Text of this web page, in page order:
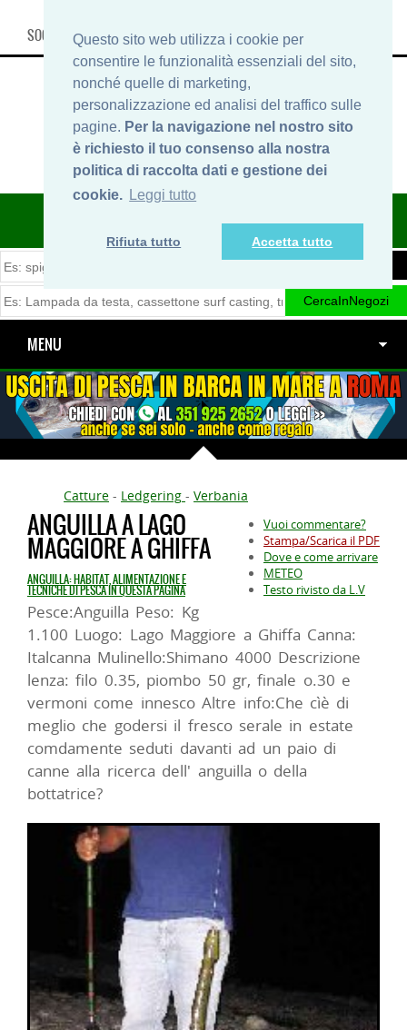
Questo sito web utilizza i cookie per
consentire le funzionalità essenziali del sito,
nonché quelle di marketing,
personalizzazione ed analisi del traffico sulle
pagine. Per la navigazione nel nostro sito
è richiesto il tuo consenso alla nostra
politica di raccolta dati e gestione dei
cookie. Leggi tutto
Rifiuta tutto Accetta tutto
SOCIAL, INFO & SHOP
ITINERARIDIPESCA.IT
MENU
Catture - Ledgering - Verbania
Vuoi commentare?
Stampa/Scarica il PDF
Dove e come arrivare
METEO
Testo rivisto da L.V
ANGUILLA A LAGO
MAGGIORE A GHIFFA
ANGUILLA: HABITAT, ALIMENTAZIONE E
TECNICHE DI PESCA IN QUESTA PAGINA
Pesce:Anguilla Peso: Kg
1.100 Luogo: Lago Maggiore a Ghiffa Canna:
Italcanna Mulinello:Shimano 4000 Descrizione
lenza: filo 0.35, piombo 50 gr, finale o.30 e
vermoni come innesco Altre info:Che cìè di
meglio che godersi il fresco serale in estate
comdamente seduti davanti ad un paio di
canne alla ricerca dell' anguilla o della
bottatrice?